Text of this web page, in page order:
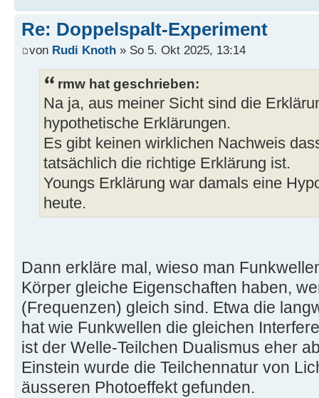
Re: Doppelspalt-Experiment
von Rudi Knoth » So 5. Okt 2025, 13:14
rmw hat geschrieben:
Na ja, aus meiner Sicht sind die
hypothetische Erklärungen.
Es gibt keinen wirklichen Nachweis
tatsächlich die richtige Erklärung ist.
Youngs Erklärung war damals eine
heute.
Dann erkläre mal, wieso man
Körper gleiche Eigenschaften haben,
(Frequenzen) gleich sind. Etwa die
hat wie Funkwellen die gleichen
ist der Welle-Teilchen Dualismus eher
Einstein wurde die Teilchennatur von
äusseren Photoeffekt gefunden.